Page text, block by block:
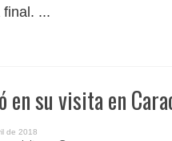
final. ...
en su visita en
de 2018